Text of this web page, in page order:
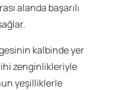
alanda başarılı
kalbinde yer
zenginlikleriyle
yeşilliklerle